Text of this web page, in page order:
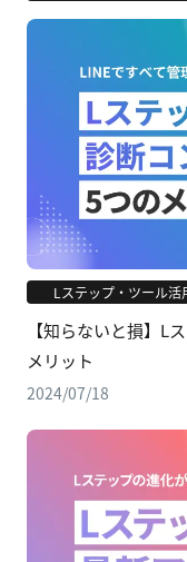
Lステップ・ツール活
【知らないと損】L
メリット
2024/07/18